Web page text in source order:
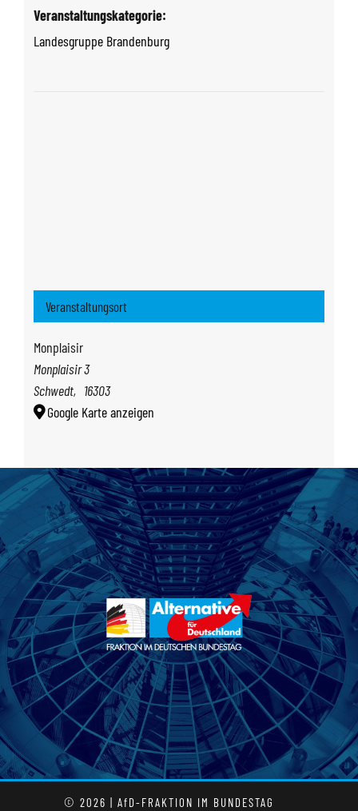
Veranstaltungskategorie:
Landesgruppe Brandenburg
Veranstaltungsort
Monplaisir
Monplaisir 3
Schwedt, 16303
Google Karte anzeigen
© 2026 | AfD-FRAKTION IM BUNDESTAG